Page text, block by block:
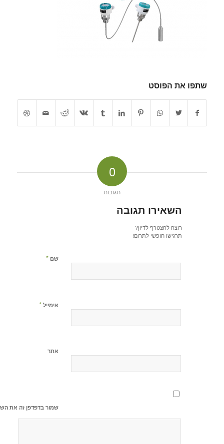
שתפו את הפוסט
0
תגובות
השאירו תגובה
רוצה להצטרף לדיון?
תרגישו חופשי לתרום!
שם *
אימייל *
אתר
שמור בדפדפן זה את